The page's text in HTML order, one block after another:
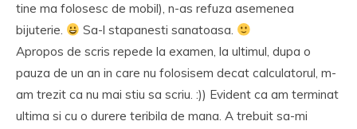
tine ma folosesc de mobil), n-as refuza asemenea
bijuterie.
Sa-l stapanesti sanatoasa.
Apropos de scris repede la examen, la ultimul, dupa o
pauza de un an in care nu folosisem decat calculatorul, m-
am trezit ca nu mai stiu sa scriu. :)) Evident ca am terminat
ultima si cu o durere teribila de mana. A trebuit sa-mi